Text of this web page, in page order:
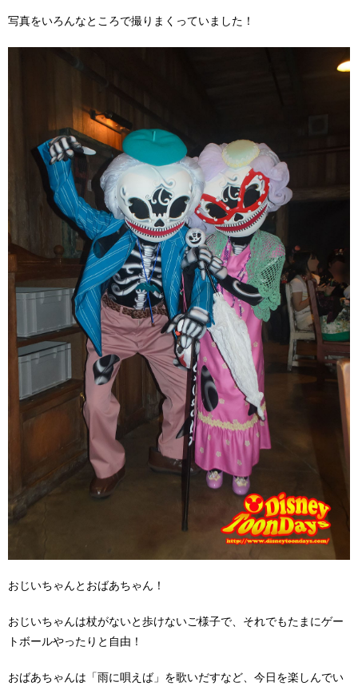
写真をいろんなところで撮りまくっていました！
おじいちゃんとおばあちゃん！
おじいちゃんは杖がないと歩けないご様子で、それでもたまにゲー
トボールやったりと自由！
おばあちゃんは「雨に唄えば」を歌いだすなど、今日を楽しんでい